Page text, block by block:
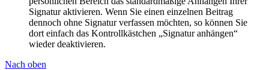
Signatur aktivieren. Wenn Sie einen einzelnen Beitrag
dennoch ohne Signatur verfassen möchten, so können Sie
dort einfach das Kontrollkästchen „Signatur anhängen“
wieder deaktivieren.
Nach oben